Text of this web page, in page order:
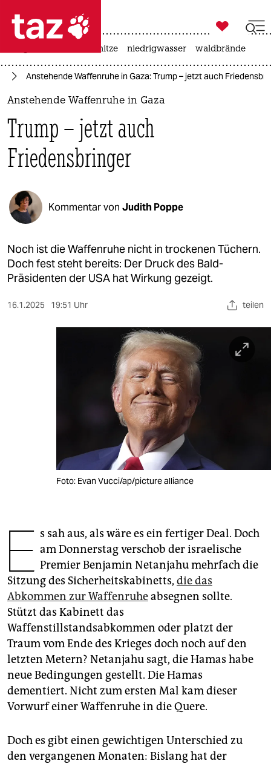
 taz zahl ich
taz zahl ich
politik
öko
gesellschaft
kultur
sport
berlin
nord
wahrheit
unterstützen
epaper login

taz zahl ich
hitze niedrigwasser waldbrände
Anstehende Waffenruhe in Gaza: Trump – jetzt auch
Anstehende Waffenruhe in Gaza
Trump – jetzt auch
Friedensbringer
Kommentar von Judith Poppe
Noch ist die Waffenruhe nicht in trockenen Tüchern.
Doch fest steht bereits: Der Druck des Bald-
Präsidenten der USA hat Wirkung gezeigt.
16.1.2025 19:51 Uhr teilen
Foto: Evan Vucci/ap/picture alliance
E s sah aus, als wäre es ein fertiger Deal. Doch
am Donnerstag verschob der israelische
Premier Benjamin Netanjahu mehrfach die
Sitzung des Sicherheitskabinetts, die das
Abkommen zur Waffenruheabsegnen sollte.
Stützt das Kabinett das
Waffenstillstandsabkommen oder platzt der
Traum vom Ende des Krieges doch noch auf den
letzten Metern? Netanjahu sagt, die Hamas habe
neue Bedingungen gestellt. Die Hamas
dementiert. Nicht zum ersten Mal kam dieser
Vorwurf einer Waffenruhe in die Quere.
Doch es gibt einen gewichtigen Unterschied zu
den vergangenen Monaten: Bislang hat der